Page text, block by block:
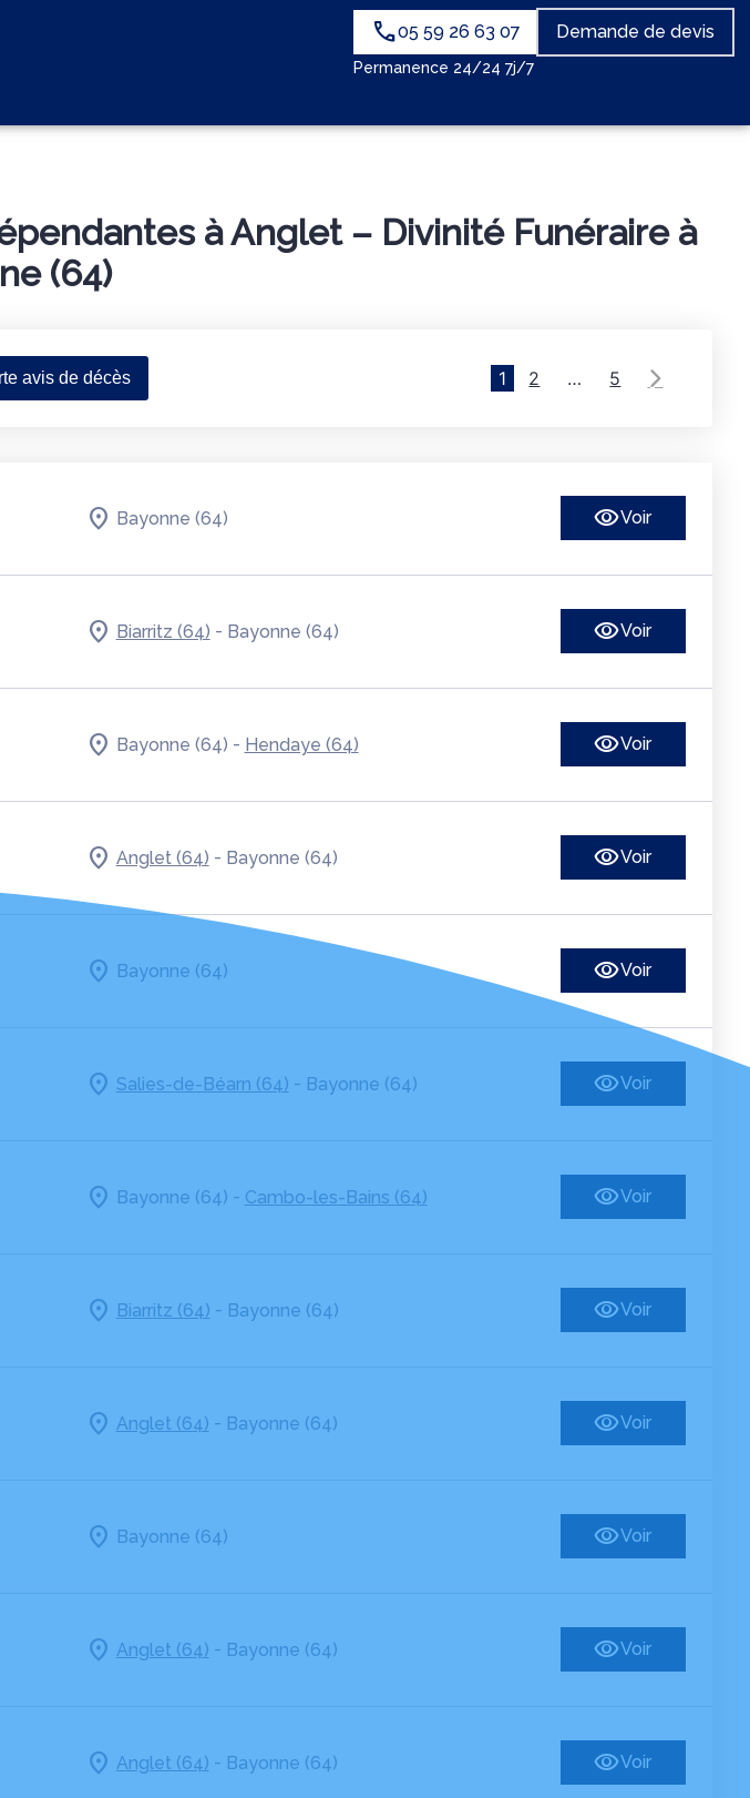
Permanence 24/24 7j/7
05 59 26 63 07 Demande de devis
à Anglet – Divinité Funéraire à
(64)
avis de décès 1 2 … 5
Bayonne (64) Voir
Biarritz (64) - Bayonne (64) Voir
Bayonne (64) - Hendaye (64) Voir
Anglet (64) - Bayonne (64) Voir
Bayonne (64) Voir
Salies-de-Béarn (64) - Bayonne (64) Voir
Bayonne (64) - Cambo-les-Bains (64) Voir
Biarritz (64) - Bayonne (64) Voir
Anglet (64) - Bayonne (64) Voir
Bayonne (64) Voir
Anglet (64) - Bayonne (64) Voir
Anglet (64) - Bayonne (64) Voir